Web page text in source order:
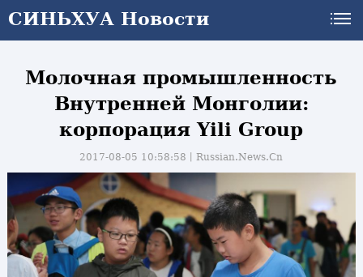
СИНЬХУА Новости
Молочная промышленность
Внутренней Монголии:
корпорация Yili Group
2017-08-05 10:58:58丨Russian.News.Cn